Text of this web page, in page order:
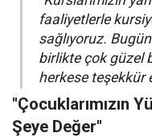
faaliyetlerle
sağlıyoruz.
birlikte çok güzel
herkese teşekkür
"Çocuklarımızın
Şeye Değer"